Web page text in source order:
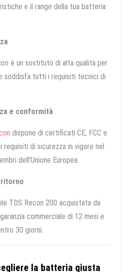
e il range della tua batteria
è un sostituto di alta qualità per
soddisfa tutti i requisiti tecnici di
e conformità
dispone di certificati CE, FCC e
di sicurezza in vigore nel
dell'Unione Europea.
TDS Recon 200 acquistata da
commerciale di 12 mesi e
30 giorni.
la batteria giusta